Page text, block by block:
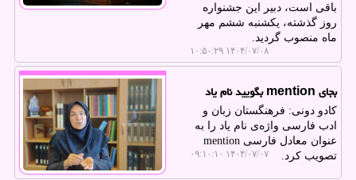
باقی است، دبیر این جشنواره
روز گذشته، یکشنبه ششم مهر
ماه منصوب گردید.
۱۴۰۴/۰۷/۰۸ ۱۰:۵۰:۲۹
بجای mention بگویید نام یاد
کادو دونی: فرهنگستان زبان و
ادب فارسی واژه‌ی نام یاد را به
عنوان معادل فارسی mention
تصویب کرد.
۱۴۰۴/۰۷/۰۷ ۰۹:۱۰:۱۰